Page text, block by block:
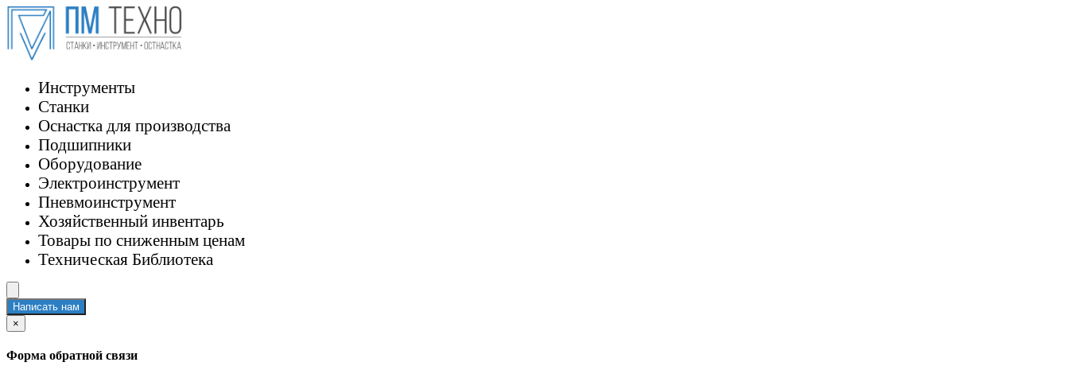
Инструменты
Станки
Оснастка для производства
Подшипники
Оборудование
Электроинструмент
Пневмоинструмент
Хозяйственный инвентарь
Товары по сниженным ценам
Техническая Библиотека
Написать нам
×
Форма обратной связи